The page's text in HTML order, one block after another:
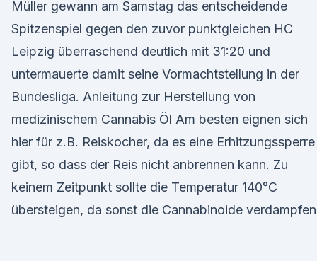
Müller gewann am Samstag das entscheidende
Spitzenspiel gegen den zuvor punktgleichen HC
Leipzig überraschend deutlich mit 31:20 und
untermauerte damit seine Vormachtstellung in der
Bundesliga. Anleitung zur Herstellung von
medizinischem Cannabis Öl Am besten eignen sich
hier für z.B. Reiskocher, da es eine Erhitzungssperre
gibt, so dass der Reis nicht anbrennen kann. Zu
keinem Zeitpunkt sollte die Temperatur 140°C
übersteigen, da sonst die Cannabinoide